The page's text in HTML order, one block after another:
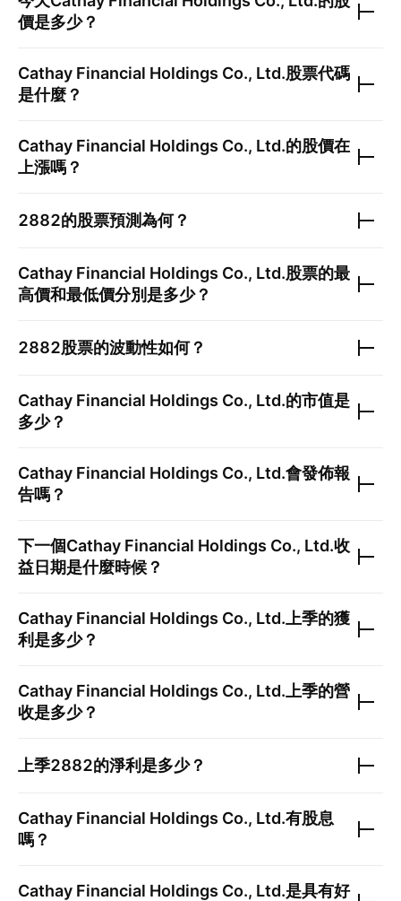
價是多少？
Cathay Financial Holdings Co., Ltd.股票代碼
是什麼？
Cathay Financial Holdings Co., Ltd.的股價在
上漲嗎？
2882的股票預測為何？
Cathay Financial Holdings Co., Ltd.股票的最
高價和最低價分別是多少？
2882股票的波動性如何？
Cathay Financial Holdings Co., Ltd.的市值是
多少？
Cathay Financial Holdings Co., Ltd.會發佈報
告嗎？
下一個Cathay Financial Holdings Co., Ltd.收
益日期是什麼時候？
Cathay Financial Holdings Co., Ltd. 上季的獲
利是多少？
Cathay Financial Holdings Co., Ltd. 上季的營
收是多少？
上季2882的淨利是多少？
Cathay Financial Holdings Co., Ltd.有股息
嗎？
Cathay Financial Holdings Co., Ltd.是具有好